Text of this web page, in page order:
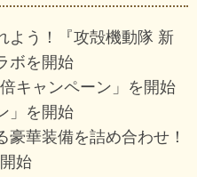
よう！『攻殻機動隊 新
ボを開始
キャンペーン」を開始
」を開始
華装備を詰め合わせ！
始